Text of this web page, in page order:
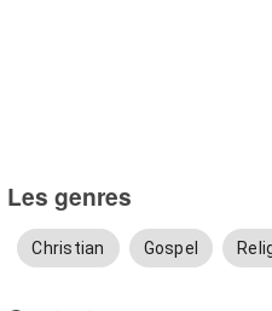
Les genres
Christian Gospel